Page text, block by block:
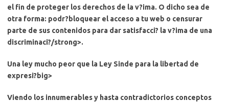
el fin de proteger los derechos de la v?ima. O dicho sea de
otra forma: podr?bloquear el acceso a tu web o censurar
parte de sus contenidos para dar satisfacci? la v?ima de una
discriminaci?/strong>.
Una ley mucho peor que la Ley Sinde para la libertad de
expresi?big>
Viendo los innumerables y hasta contradictorios conceptos